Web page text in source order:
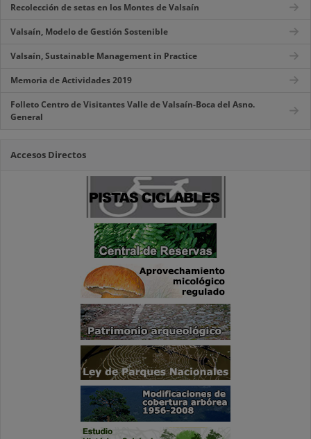
Recolección de setas en los Montes de Valsaín
Valsaín, Modelo de Gestión Sostenible
Valsaín, Sustainable Management in Practice
Memoria de Actividades 2019
Folleto Centro de Visitantes Valle de Valsaín-Boca del Asno.
General
Accesos Directos